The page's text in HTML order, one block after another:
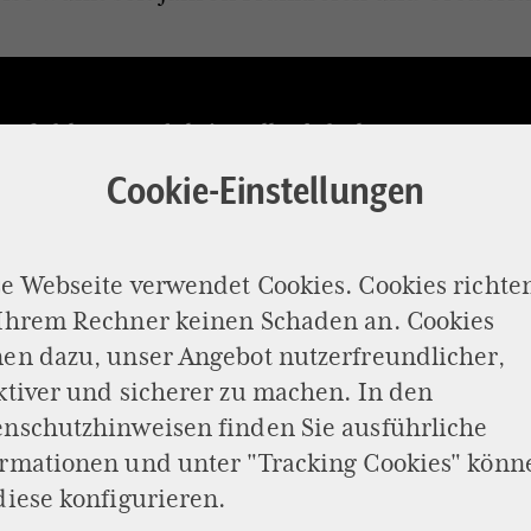
redaktioneller Inhalt
dieser Stelle finden Sie einen externen Inhalt, der den Artikel
Externer Inhalt
damit einverstanden, dass mir externe Inhalte angezeigt werden. Damit können
Daten an Drittplattformen übermittelt werden. Mehr dazu in unserer
Cookie-Einstellungen
Webseite verwendet Cookies. Cookies
Rechner keinen Schaden an. Cookies
dazu, unser Angebot nutzerfreundlicher,
und sicherer zu machen. In den
finden Sie ausführliche
und unter "Tracking Cookies"
konfigurieren.